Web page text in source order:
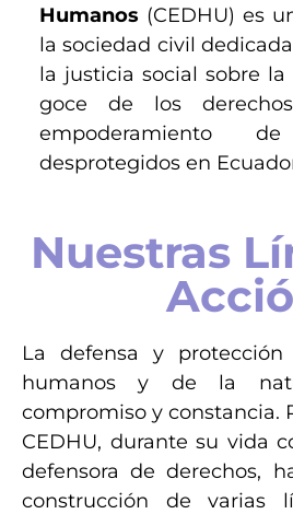
Humanos (CEDHU) es
la sociedad civil
la justicia social sobre
goce de los
empoderamiento
desprotegidos en
Nuestras
La defensa y
humanos y de la
compromiso y constancia.
CEDHU, durante su vida
defensora de derechos,
construcción de varias